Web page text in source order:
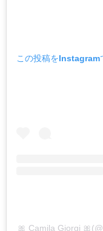
この投稿をInstagram
🎀 Camila Giorgi